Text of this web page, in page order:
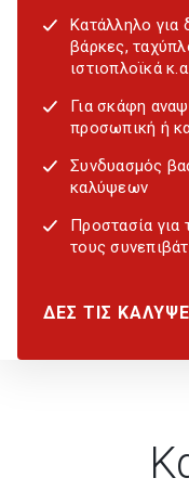
Κατάλληλο για
βάρκες,
ιστιοπλοϊκά κ.α.
Για σκάφη
προσωπική ή
Συνδυασμός
καλύψεων
Προστασία για
τους
ΔΕΣ ΤΙΣ